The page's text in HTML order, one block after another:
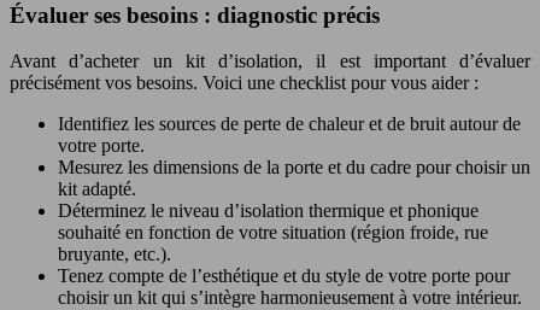
Évaluer ses besoins : diagnostic précis
Avant d’acheter un kit d’isolation, il est important d’évaluer
précisément vos besoins. Voici une checklist pour vous aider :
Identifiez les sources de perte de chaleur et de bruit autour de
votre porte.
Mesurez les dimensions de la porte et du cadre pour choisir un
kit adapté.
Déterminez le niveau d’isolation thermique et phonique
souhaité en fonction de votre situation (région froide, rue
bruyante, etc.).
Tenez compte de l’esthétique et du style de votre porte pour
choisir un kit qui s’intègre harmonieusement à votre intérieur.